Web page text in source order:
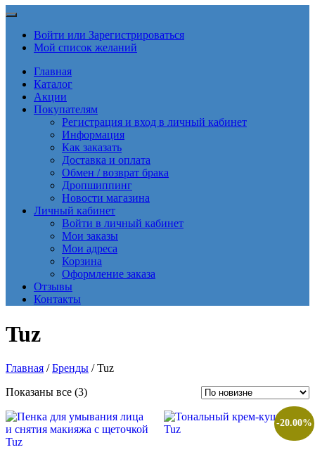
Войти или Зарегистрироваться
Мой список желаний
Главная
Каталог
Акции
Покупателям
Регистрация и вход в личный кабинет
Информация
Как заказать
Доставка и оплата
Обмен / возврат брака
Дропшиппинг
Новости магазина
Личный кабинет
Войти в личный кабинет
Мои заказы
Мои адреса
Корзина
Оформление заказа
Отзывы
Контакты
Tuz
Главная /Бренды / Tuz
Показаны все (3)Сортировка:
недавние
-20.00%